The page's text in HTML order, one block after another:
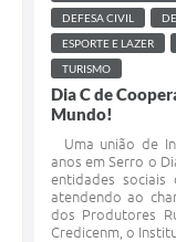
DEFESA CIVIL
ESPORTE E LAZER
TURISMO
Dia C de
Mundo!
Uma união de
anos em Serro o
entidades
atendendo ao
dos Produtores
Credicenm, o